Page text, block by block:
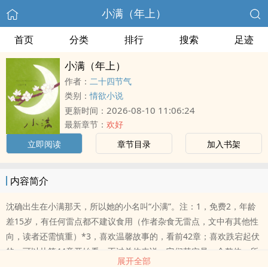
小满（年上）
首页 分类 排行 搜索 足迹
小满（年上）
作者： 二十四节气
类别：情欲小说
更新时间： 2026-08-10 11:06:24
最新章节： 欢好
立即阅读
章节目录 加入书架
内容简介
沈确出生在小满那天，所以她的小名叫“小满”。注：1，免费2，年龄
差15岁，有任何雷点都不建议食用（作者杂食无雷点，文中有其他性
向，读者还需慎重）*3，喜欢温馨故事的，看前42章；喜欢跌宕起伏
的，可以从第44章开始看。不过总体来说，它们其实是一个整体，所
展开全部